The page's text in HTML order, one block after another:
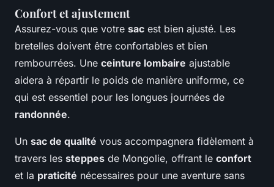
Confort et ajustement
Assurez-vous que votre sac est bien ajusté. Les
bretelles doivent être confortables et bien
rembourrées. Une ceinture lombaire ajustable
aidera à répartir le poids de manière uniforme, ce
qui est essentiel pour les longues journées de
randonnée.
Un sac de qualité vous accompagnera fidèlement à
travers les steppes de Mongolie, offrant le confort
et la praticité nécessaires pour une aventure sans